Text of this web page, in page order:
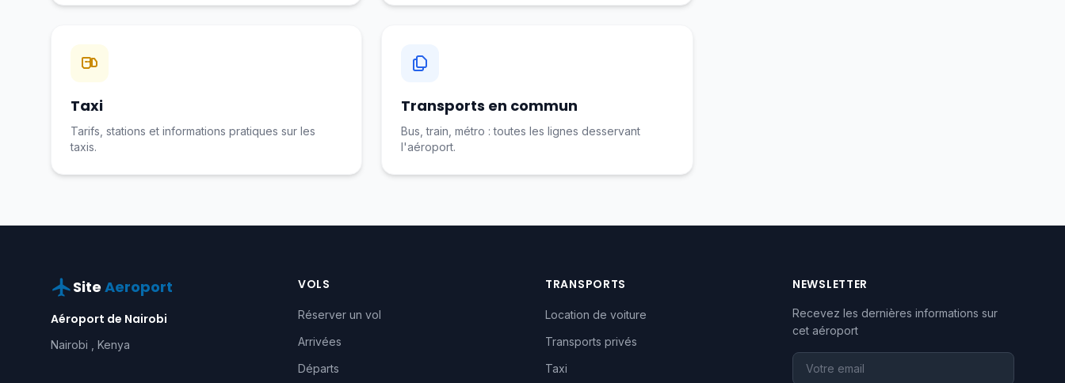
Taxi
Tarifs, stations et informations pratiques sur les
taxis.
Transports en commun
Bus, train, métro : toutes les lignes desservant
l'aéroport.
Site Aeroport
Aéroport de Nairobi
Nairobi , Kenya
VOLS
Réserver un vol
Arrivées
Départs
TRANSPORTS
Location de voiture
Transports privés
Taxi
NEWSLETTER
Recevez les dernières informations sur
cet aéroport
Votre email